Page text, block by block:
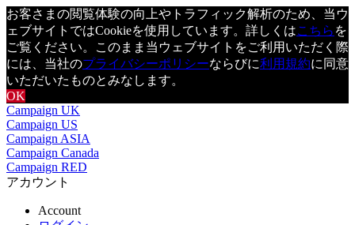
お客さまの閲覧体験の向上やトラフィック解析のため、当ウ
ェブサイトではCookieを使用しています。詳しくはこちら を
ご覧ください。このまま当ウェブサイトをご利用いただく際
には、当社のプライバシーポリシーならびに利用規約に同意
いただいたものとみなします。
OK
Campaign UK
Campaign US
Campaign ASIA
Campaign Canada
Campaign RED
アカウント
Account